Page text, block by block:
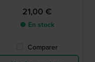
21,00 €
● En stock
Comparer